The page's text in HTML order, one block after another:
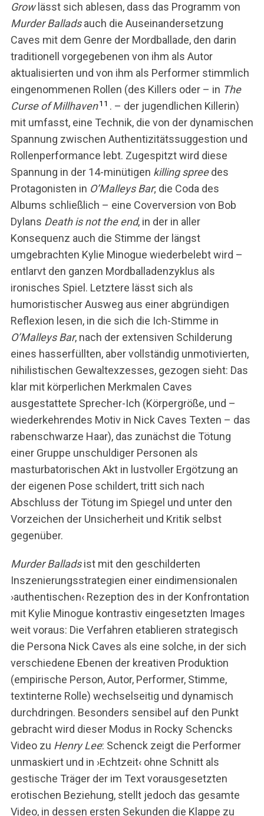
Growlässt sich ablesen, dass das Programm von
Murder Balladsauch die Auseinandersetzung
Caves mit dem Genre der Mordballade, den darin
traditionell vorgegebenen von ihm als Autor
aktualisierten und von ihm als Performer stimmlich
eingenommenen Rollen (des Killers oder – in The
Curse of Millhaven11 . – der jugendlichen Killerin)
mit umfasst, eine Technik, die von der dynamischen
Spannung zwischen Authentizitätssuggestion und
Rollenperformance lebt. Zugespitzt wird diese
Spannung in der 14-minütigen killing spreedes
Protagonisten in O’Malleys Bar; die Coda des
Albums schließlich – eine Coverversion von Bob
Dylans Death is not the end, in der in aller
Konsequenz auch die Stimme der längst
umgebrachten Kylie Minogue wiederbelebt wird –
entlarvt den ganzen Mordballadenzyklus als
ironisches Spiel. Letztere lässt sich als
humoristischer Ausweg aus einer abgründigen
Reflexion lesen, in die sich die Ich-Stimme in
O’Malleys Bar, nach der extensiven Schilderung
eines hasserfüllten, aber vollständig unmotivierten,
nihilistischen Gewaltexzesses, gezogen sieht: Das
klar mit körperlichen Merkmalen Caves
ausgestattete Sprecher-Ich (Körpergröße, und –
wiederkehrendes Motiv in Nick Caves Texten – das
rabenschwarze Haar), das zunächst die Tötung
einer Gruppe unschuldiger Personen als
masturbatorischen Akt in lustvoller Ergötzung an
der eigenen Pose schildert, tritt sich nach
Abschluss der Tötung im Spiegel und unter den
Vorzeichen der Unsicherheit und Kritik selbst
gegenüber.
Murder Balladsist mit den geschilderten
Inszenierungsstrategien einer eindimensionalen
›authentischen‹ Rezeption des in der Konfrontation
mit Kylie Minogue kontrastiv eingesetzten Images
weit voraus: Die Verfahren etablieren strategisch
die Persona Nick Caves als eine solche, in der sich
verschiedene Ebenen der kreativen Produktion
(empirische Person, Autor, Performer, Stimme,
textinterne Rolle) wechselseitig und dynamisch
durchdringen. Besonders sensibel auf den Punkt
gebracht wird dieser Modus in Rocky Schencks
Video zu Henry Lee: Schenck zeigt die Performer
unmaskiert und in ›Echtzeit‹ ohne Schnitt als
gestische Träger der im Text vorausgesetzten
erotischen Beziehung, stellt jedoch das gesamte
Video, in dessen ersten Sekunden die Klappe zu
c
h
e
n
a
c
h
: